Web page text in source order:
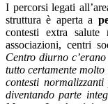
I percorsi legati
struttura è aperta a
contesti extra salute
associazioni, centri
Centro diurno
tutto certamente
contesti
diventando parte